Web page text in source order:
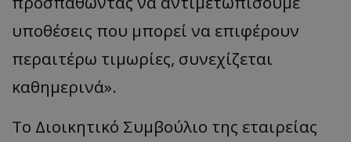
υποθέσεις που μπορεί να επιφέρουν
περαιτέρω τιμωρίες, συνεχίζεται
καθημερινά».
Το Διοικητικό Συμβούλιο της εταιρείας